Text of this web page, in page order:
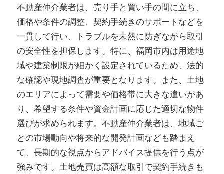
不動産仲介業者は、売り手と買い手の間に立ち、
価格や条件の調整、契約手続きのサポートなどを
一貫して行い、トラブルを未然に防ぎながら取引
の安全性を担保します。特に、福岡市内は用途地
域や建築制限が細かく設定されているため、法的
な確認や現地調査が重要となります。また、土地
のエリアによって需要や価格帯に大きな違いがあ
り、希望する条件や資金計画に応じた適切な物件
選びが求められます。不動産仲介業者は、地域ご
との市場動向や将来的な開発計画なども踏まえ
て、長期的な視点からアドバイス提供を行う点が
強みです。土地売買は高額な取引で契約手続きも